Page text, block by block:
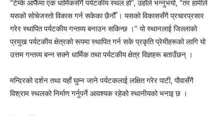
“टेम्के आफैँमा एक धार्मिकसँगै पर्यटकीय स्थल हो”, उहाँले भन्नुभयो, “तर हामीले
यसको सोचेजस्तो विकास गर्न सकेका छैनौँ । यसको विकाससँगै प्रचारप्रसार
गरेर स्थापित पर्यटकीय गन्तव्य बनाउन सकिन्छ ।” यो स्थानलाई जिल्लाको
प्रमुख पर्यटकीय क्षेत्रको रूपमा स्थापित गर्न सके प्रकृति प्रेमीहरूको लागि यो
उत्तम गन्तव्य बन्न सक्ने धार्मिक तथा पर्यटकीय क्षेत्र विज्ञहरू बताउँछन् ।
मन्दिरको दर्शन तथा यहाँ घुम्न जाने पर्यटकलाई लक्षित गरेर पाटी, पौवासँगै
विश्राम स्थलको निर्माण गर्नुपर्ने आवश्यक रहेको स्थानीयको भनाइ छ ।